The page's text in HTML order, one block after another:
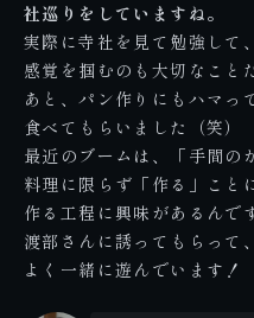
社巡りをしていますね。
実際に寺社を見て勉強して
感覚を掴むのも大切なこと
あと、パン作りにもハマっ
食べてもらいました（笑）
最近のブームは、「手間の
料理に限らず「作る」こと
作る工程に興味があるんで
渡部さんに誘ってもらって
よく一緒に遊んでいます！